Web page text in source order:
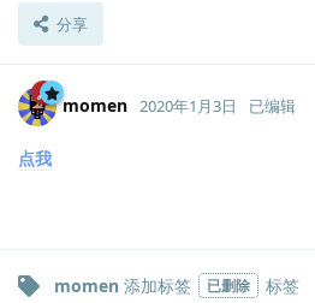
分享
momen 2020年1月3日 已编辑
点我
momen 添加标签 已删除 标签